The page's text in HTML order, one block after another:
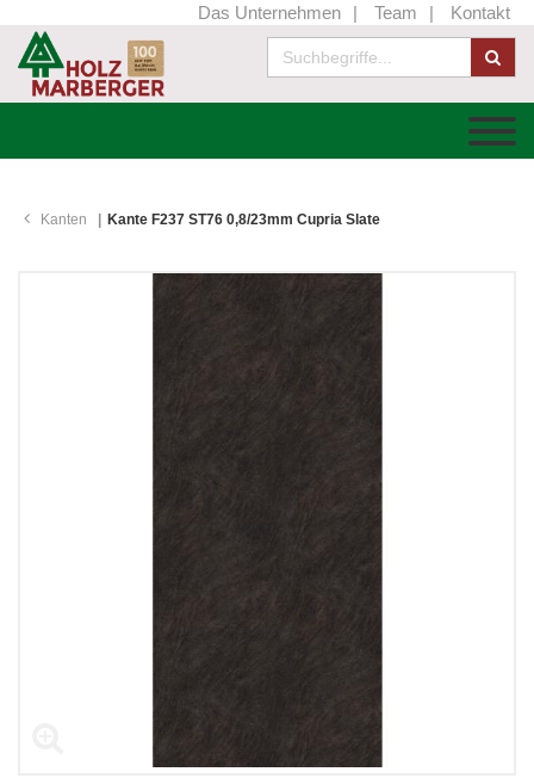
Das Unternehmen Team Kontakt
Kanten Kante F237 ST76 0,8/23mm Cupria Slate